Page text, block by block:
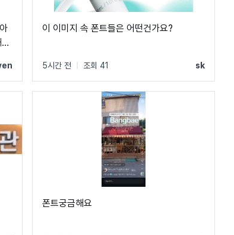
이 이미지 속 폰트들은 어떤건가요?
5시간 전 조회 41 sk
폰트궁금해요